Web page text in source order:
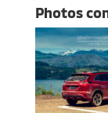
Photos